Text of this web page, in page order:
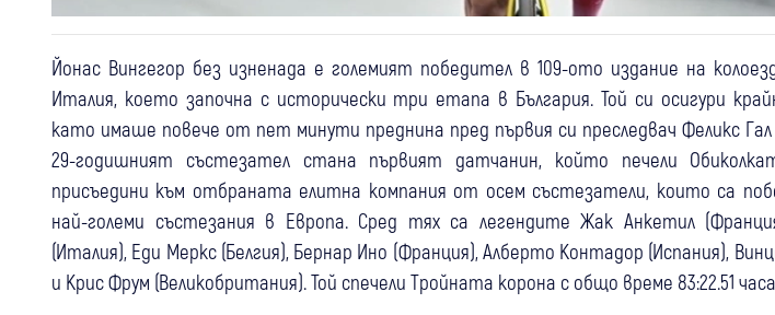
Йонас Вингегор без изненада е големият победител в 109-ото издание на
Италия, което започна с исторически три етапа в България. Той си осигури
като имаше повече от пет минути преднина пред първия си преследвач Феликс
29-годишният състезател стана първият датчанин, който печели
присъедини към отбраната елитна компания от осем състезатели, които са
най-големи състезания в Европа. Сред тях са легендите Жак Анкетил
(Италия), Еди Меркс (Белгия), Бернар Ино (Франция), Алберто Контадор (Испания),
и Крис Фрум (Великобритания). Той спечели Тройната корона с общо време 83:22.51